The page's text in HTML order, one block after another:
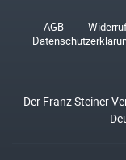
AGB
Der Franz Steiner